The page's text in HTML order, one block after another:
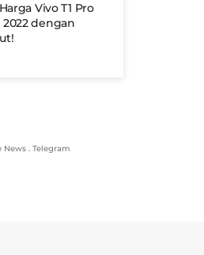
Vivo T1 Pro
2022 dengan
News . Telegram